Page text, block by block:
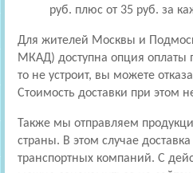
руб. плюс от 35 руб. за
Для жителей Москвы и
МКАД) доступна опция оплаты
то не устроит, вы можете
Стоимость доставки при этом
Также мы отправляем
страны. В этом случае
транспортных компаний. С